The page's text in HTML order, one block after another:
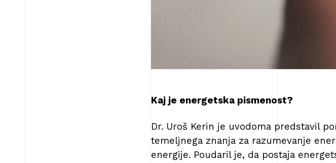
Kaj je energetska pismenost?
Dr. Uroš Kerin je uvodoma predstavil
temeljnega znanja za razumevanje
energije. Poudaril je, da postaja